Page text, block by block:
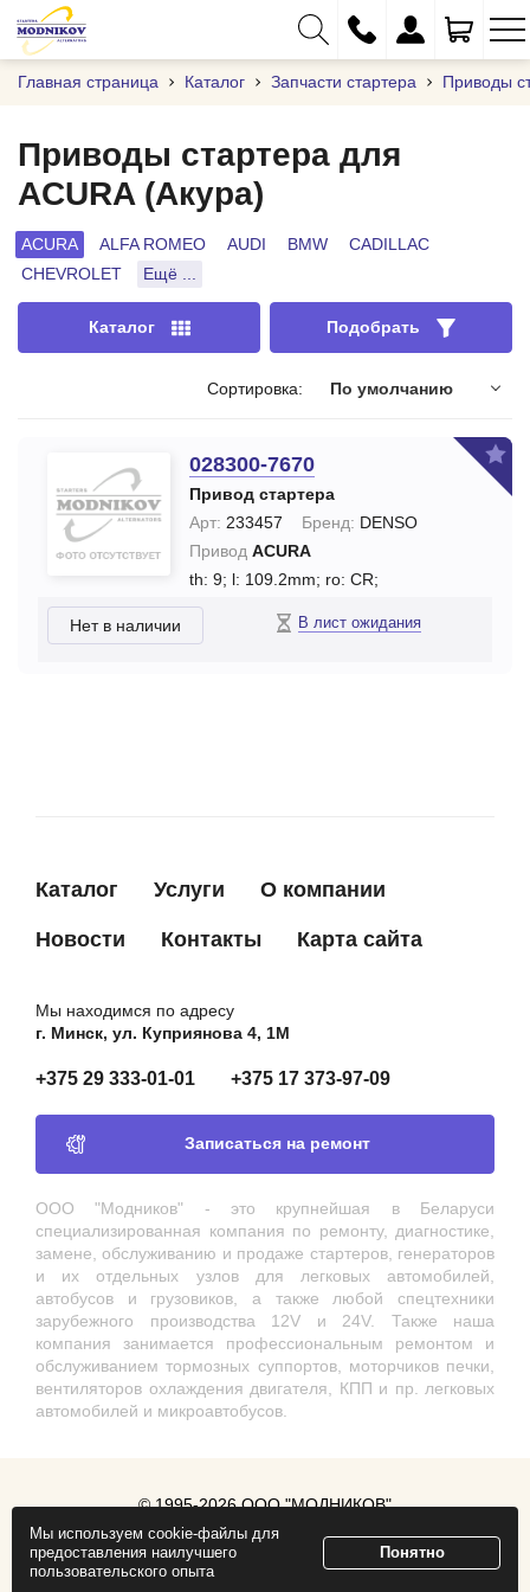
+375 (29) 333-01-01
+375 (17) 373-97-09
info@modnikov.com
Главная страница Каталог Запчасти стартера Приводы
Приводы стартера для
ACURA (Акура)
ACURA ALFA ROMEO AUDI BMW
CADILLAC
CHEVROLET
Ещё ...
Каталог Подобрать
Сортировка: По умолчанию
028300-7670
Привод стартера
Арт: 233457 Бренд: DENSO
Привод ACURA
th: 9; l: 109.2mm; ro: CR;
Нет в наличии В лист ожидания
Каталог Услуги О компании
Новости Контакты Карта сайта
Мы находимся по адресу
г. Минск, ул. Куприянова 4, 1М
+375 29 333-01-01 +375 17 373-97-09
Записаться на ремонт
ООО "Модников" - это крупнейшая в Беларуси
специализированная компания по ремонту, диагностике,
замене, обслуживанию и продаже стартеров, генераторов
и их отдельных узлов для легковых автомобилей,
автобусов и грузовиков, а также любой спецтехники
зарубежного производства 12V и 24V. Также наша
компания занимается профессиональным ремонтом и
обслуживанием тормозных суппортов, моторчиков печки,
вентиляторов охлаждения двигателя, КПП и пр. легковых
автомобилей и микроавтобусов.
© 1995-2026 ООО "МОДНИКОВ"
Продвижение сайта ZmitroC.by
Мы используем cookie-файлы для
предоставления наилучшего
пользовательского опыта
Понятно